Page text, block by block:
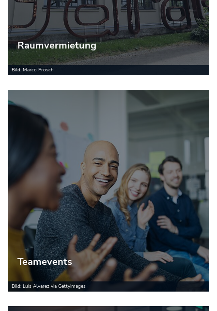
Raumvermietung
Bild: Marco Prosch
Teamevents
Bild: Luis Alvarez via Gettyimages